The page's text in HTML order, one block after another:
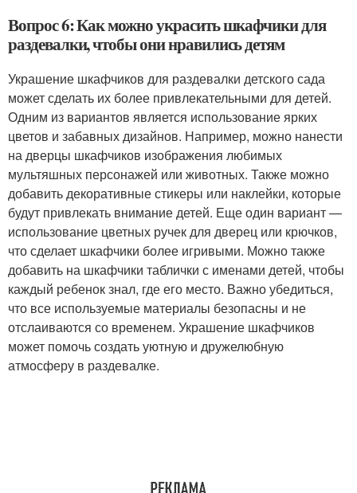
Вопрос 6: Как можно украсить шкафчики для
раздевалки, чтобы они нравились детям
Украшение шкафчиков для раздевалки детского сада
может сделать их более привлекательными для детей.
Одним из вариантов является использование ярких
цветов и забавных дизайнов. Например, можно нанести
на дверцы шкафчиков изображения любимых
мультяшных персонажей или животных. Также можно
добавить декоративные стикеры или наклейки, которые
будут привлекать внимание детей. Еще один вариант —
использование цветных ручек для дверец или крючков,
что сделает шкафчики более игривыми. Можно также
добавить на шкафчики таблички с именами детей, чтобы
каждый ребенок знал, где его место. Важно убедиться,
что все используемые материалы безопасны и не
отслаиваются со временем. Украшение шкафчиков
может помочь создать уютную и дружелюбную
атмосферу в раздевалке.